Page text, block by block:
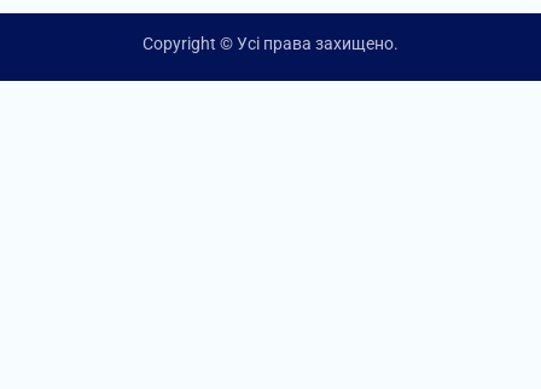
Copyright © Усі права захищено.